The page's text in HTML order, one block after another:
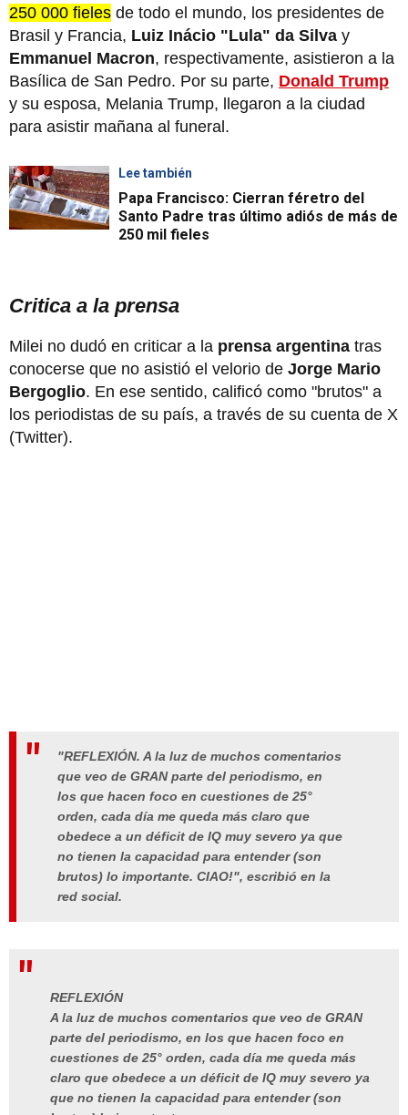
250 000 fieles de todo el mundo, los presidentes de
Brasil y Francia, Luiz Inácio "Lula" da Silva y
Emmanuel Macron, respectivamente, asistieron a la
Basílica de San Pedro. Por su parte, Donald Trump
y su esposa, Melania Trump, llegaron a la ciudad
para asistir mañana al funeral.
Lee también
Papa Francisco: Cierran féretro del
Santo Padre tras último adiós de más de
250 mil fieles
Critica a la prensa
Milei no dudó en criticar a la prensa argentina tras
conocerse que no asistió el velorio de Jorge Mario
Bergoglio. En ese sentido, calificó como "brutos" a
los periodistas de su país, a través de su cuenta de X
(Twitter).
"REFLEXIÓN. A la luz de muchos comentarios
que veo de GRAN parte del periodismo, en
los que hacen foco en cuestiones de 25°
orden, cada día me queda más claro que
obedece a un déficit de IQ muy severo ya que
no tienen la capacidad para entender (son
brutos) lo importante. CIAO!", escribió en la
red social.
REFLEXIÓN
A la luz de muchos comentarios que veo de GRAN
parte del periodismo, en los que hacen foco en
cuestiones de 25° orden, cada día me queda más
claro que obedece a un déficit de IQ muy severo ya
que no tienen la capacidad para entender (son